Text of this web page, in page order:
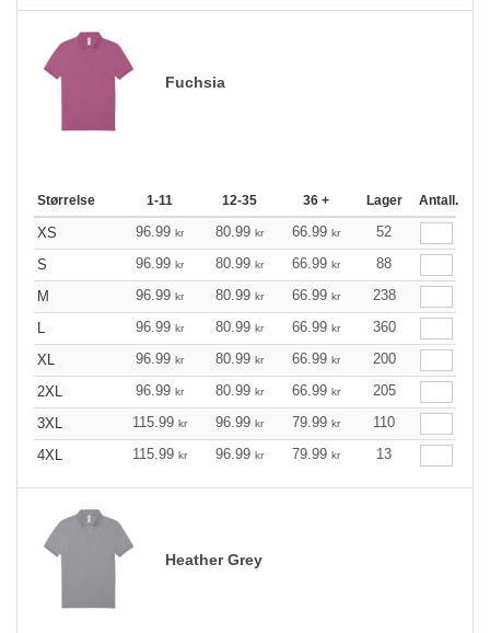
Fuchsia
Størrelse 1-11 12-35 36 + Lager Antall.
XS 96.99 kr 80.99 kr 66.99 kr
52
S
96.99 kr 80.99 kr 66.99 kr
88
M
96.99 kr 80.99 kr 66.99 kr
238
L
96.99 kr 80.99 kr 66.99 kr
360
XL
96.99 kr 80.99 kr 66.99 kr
200
2XL
96.99 kr 80.99 kr 66.99 kr
205
3XL
115.99 kr 96.99 kr 79.99 kr
110
4XL
115.99 kr 96.99 kr 79.99 kr 13
Heather Grey